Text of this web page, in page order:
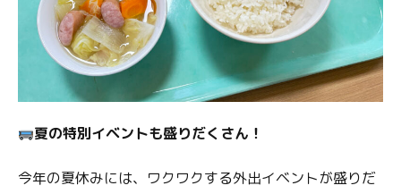
夏の特別イベントも盛りだくさん！
今年の夏休みには、ワクワクする外出イベントが盛りだ